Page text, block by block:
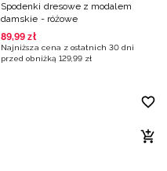
Spodenki dresowe z modalem
damskie - różowe
89,99 zł
Najniższa cena z ostatnich 30 dni
przed obniżką 129,99 zł